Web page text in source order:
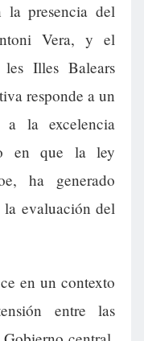
la presencia del
Vera, y el
Illes Balears
responde a un
a la excelencia
en que la ley
ha generado
evaluación del
en un contexto
entre las